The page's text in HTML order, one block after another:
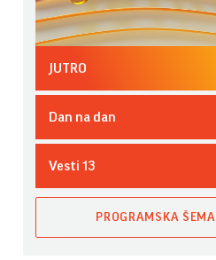
JUTRO
Dan na dan
Vesti 13
PROGRAMSKA ŠEMA